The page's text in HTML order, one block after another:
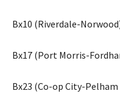
Bx10 (Riverdale-
Bx17 (Port Morris-
Bx23 (Co-op City-